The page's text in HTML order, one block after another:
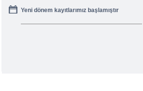
Yeni dönem kayıtlarımız başlamıştır